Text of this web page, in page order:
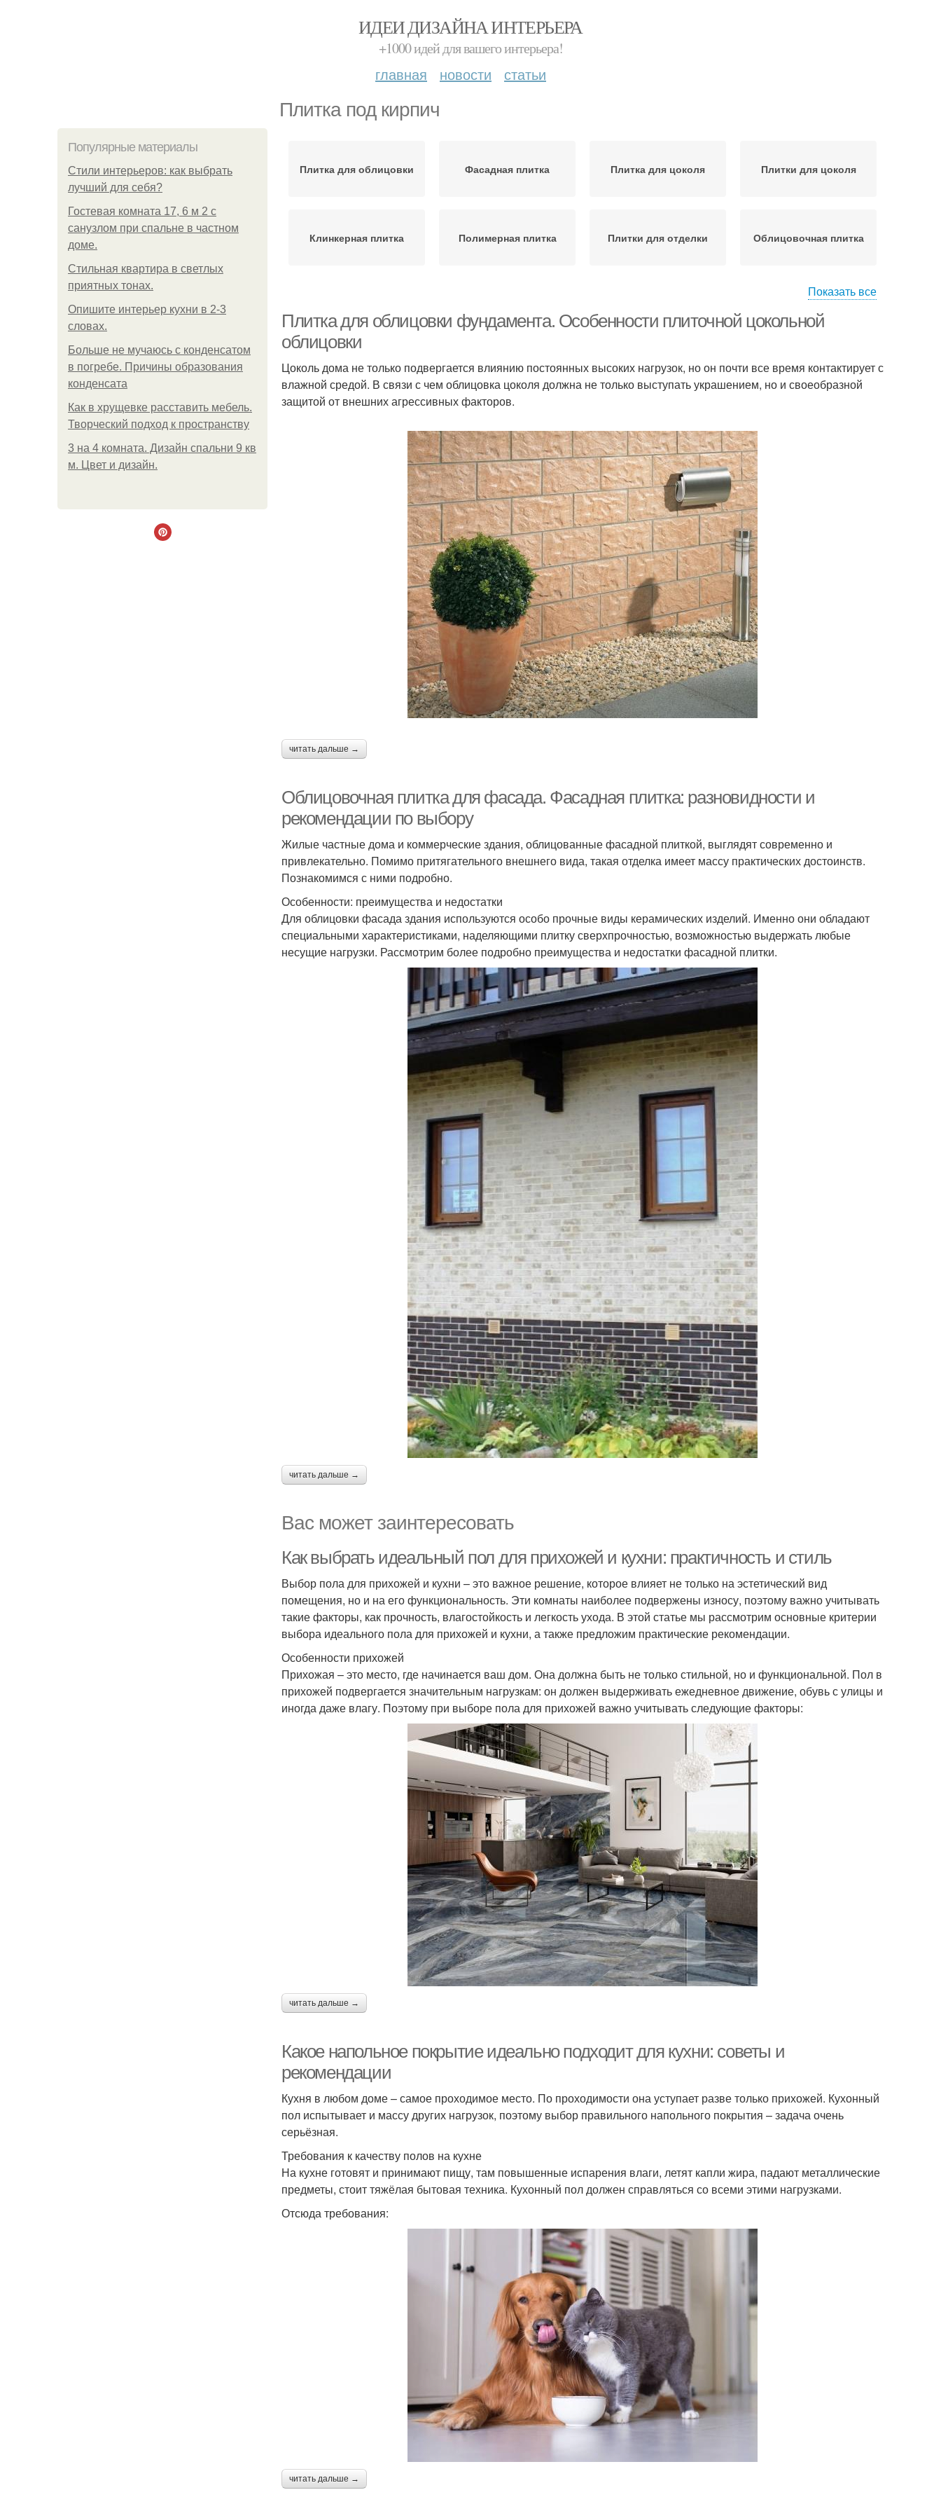
ИДЕИ ДИЗАЙНА ИНТЕРЬЕРА
+1000 идей для вашего интерьера!
главная новости статьи
Плитка под кирпич
Популярные материалы
Стили интерьеров: как выбрать
лучший для себя?
Гостевая комната 17, 6 м 2 с
санузлом при спальне в частном
доме.
Стильная квартира в светлых
приятных тонах.
Опишите интерьер кухни в 2-3
словах.
Больше не мучаюсь с конденсатом
в погребе. Причины образования
конденсата
Как в хрущевке расставить мебель.
Творческий подход к пространству
3 на 4 комната. Дизайн спальни 9 кв
м. Цвет и дизайн.
Плитка для облицовки Фасадная плитка Плитка для цоколя Плитки для цоколя
Клинкерная плитка Полимерная плитка Плитки для отделки Облицовочная плитка
плитка
Фасадные плитки
Показать все
Плитка для облицовки фундамента. Особенности плиточной цокольной
облицовки
Цоколь дома не только подвергается влиянию постоянных высоких нагрузок, но он почти все время контактирует с
влажной средой. В связи с чем облицовка цоколя должна не только выступать украшением, но и своеобразной
защитой от внешних агрессивных факторов.
читать дальше →
Облицовочная плитка для фасада. Фасадная плитка: разновидности и
рекомендации по выбору
Жилые частные дома и коммерческие здания, облицованные фасадной плиткой, выглядят современно и
привлекательно. Помимо притягательного внешнего вида, такая отделка имеет массу практических достоинств.
Познакомимся с ними подробно.
Особенности: преимущества и недостатки
Для облицовки фасада здания используются особо прочные виды керамических изделий. Именно они обладают
специальными характеристиками, наделяющими плитку сверхпрочностью, возможностью выдержать любые
несущие нагрузки. Рассмотрим более подробно преимущества и недостатки фасадной плитки.
читать дальше →
Вас может заинтересовать
Как выбрать идеальный пол для прихожей и кухни: практичность и стиль
Выбор пола для прихожей и кухни – это важное решение, которое влияет не только на эстетический вид
помещения, но и на его функциональность. Эти комнаты наиболее подвержены износу, поэтому важно учитывать
такие факторы, как прочность, влагостойкость и легкость ухода. В этой статье мы рассмотрим основные критерии
выбора идеального пола для прихожей и кухни, а также предложим практические рекомендации.
Особенности прихожей
Прихожая – это место, где начинается ваш дом. Она должна быть не только стильной, но и функциональной. Пол в
прихожей подвергается значительным нагрузкам: он должен выдерживать ежедневное движение, обувь с улицы и
иногда даже влагу. Поэтому при выборе пола для прихожей важно учитывать следующие факторы:
читать дальше →
Какое напольное покрытие идеально подходит для кухни: советы и
рекомендации
Кухня в любом доме – самое проходимое место. По проходимости она уступает разве только прихожей. Кухонный
пол испытывает и массу других нагрузок, поэтому выбор правильного напольного покрытия – задача очень
серьёзная.
Требования к качеству полов на кухне
На кухне готовят и принимают пищу, там повышенные испарения влаги, летят капли жира, падают металлические
предметы, стоит тяжёлая бытовая техника. Кухонный пол должен справляться со всеми этими нагрузками.
Отсюда требования:
читать дальше →